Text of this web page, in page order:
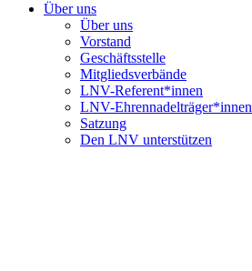
Über uns
Über uns
Vorstand
Geschäftsstelle
Mitgliedsverbände
LNV-Referent*innen
LNV-Ehrennadelträger*innen
Satzung
Den LNV unterstützen